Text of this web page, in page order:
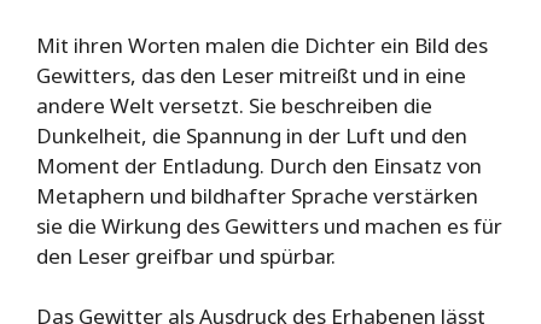
Mit ihren Worten malen die Dichter ein Bild des
Gewitters, das den Leser mitreißt und in eine
andere Welt versetzt. Sie beschreiben die
Dunkelheit, die Spannung in der Luft und den
Moment der Entladung. Durch den Einsatz von
Metaphern und bildhafter Sprache verstärken
sie die Wirkung des Gewitters und machen es für
den Leser greifbar und spürbar.
Das Gewitter als Ausdruck des Erhabenen lässt